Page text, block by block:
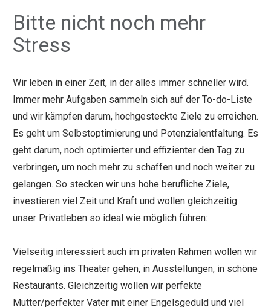
Bitte nicht noch mehr
Stress
Wir leben in einer Zeit, in der alles immer schneller wird.
Immer mehr Aufgaben sammeln sich auf der To-do-Liste
und wir kämpfen darum, hochgesteckte Ziele zu erreichen.
Es geht um Selbstoptimierung und Potenzialentfaltung. Es
geht darum, noch optimierter und effizienter den Tag zu
verbringen, um noch mehr zu schaffen und noch weiter zu
gelangen. So stecken wir uns hohe berufliche Ziele,
investieren viel Zeit und Kraft und wollen gleichzeitig
unser Privatleben so ideal wie möglich führen:
Vielseitig interessiert auch im privaten Rahmen wollen wir
regelmäßig ins Theater gehen, in Ausstellungen, in schöne
Restaurants. Gleichzeitig wollen wir perfekte
Mutter/perfekter Vater mit einer Engelsgeduld und viel